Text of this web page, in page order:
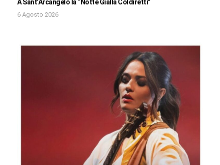
A Sant’Arcangelo la “Notte Gialla Coldiretti”
6 Agosto 2026